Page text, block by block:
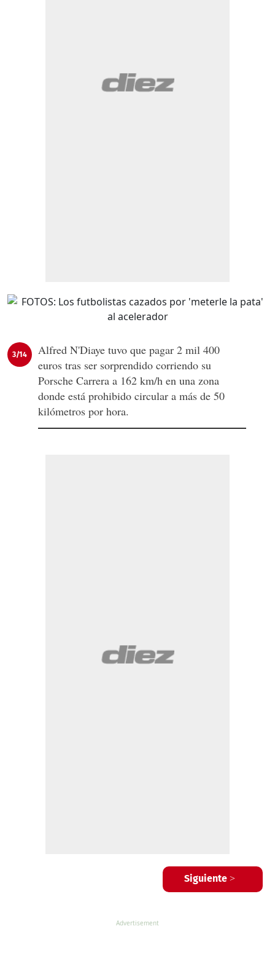
3/14
Alfred N'Diaye tuvo que pagar 2 mil 400
euros tras ser sorprendido corriendo su
Porsche Carrera a 162 km/h en una zona
donde está prohibido circular a más de 50
kilómetros por hora.
Siguiente >